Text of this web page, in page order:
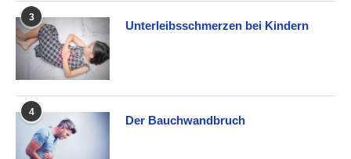
3
Unterleibsschmerzen bei Kindern
4
Der Bauchwandbruch